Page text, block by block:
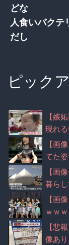
どな
人食いバクテ
だし
ピック
【嫉
現れ
【画
てた姿
【画
暮らし
【画
ｗｗ
【悲
像あり